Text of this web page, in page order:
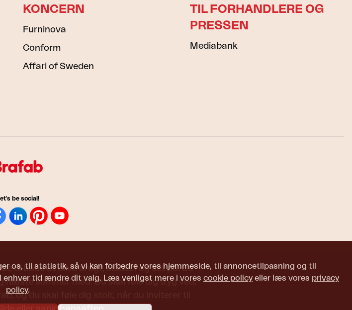
os, til statistik, så vi kan forbedre vores hjemmeside, til annoncetilpasning og til
enhver tid ændre dit valg. Læs venligst mere i vores cookie policy eller læs vores privacy
policy.
KONCERN
Furninova
Conform
Affari of Sweden
TIL FORHANDLERE OG
PRESSEN
Mediabank
be social!
til både at blive brugt, siddet i og set på. De
næste sommer med. Du skal føle dig tryg ved,
og du skal føle dig stolt, når du inviterer til